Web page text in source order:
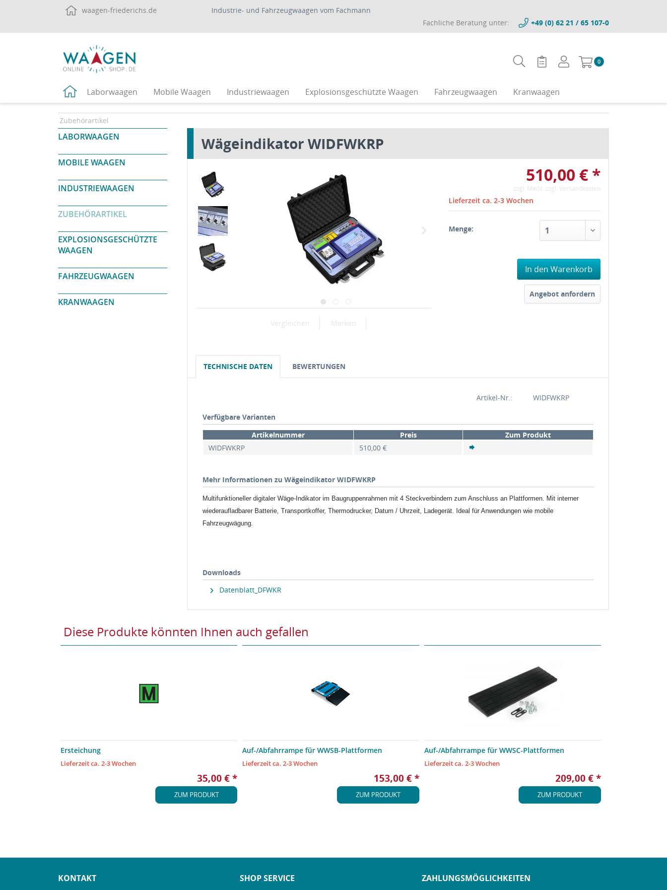
waagen-friederichs.de
Industrie- und Fahrzeugwaagen vom Fachmann
Fachliche Beratung unter:
+49 (0) 62 21 / 65 107-0
0
Laborwaagen Mobile Waagen Industriewaagen Explosionsgeschützte Waagen Fahrzeugwaagen Kranwaagen
Zubehörartikel
LABORWAAGEN
MOBILE WAAGEN
INDUSTRIEWAAGEN
ZUBEHÖRARTIKEL
EXPLOSIONSGESCHÜTZTE
WAAGEN
FAHRZEUGWAAGEN
KRANWAAGEN
Wägeindikator WIDFWKRP
Vergleichen Merken
510,00 € *
zzgl. MwSt. zzgl. Versandkosten
Lieferzeit ca. 2-3 Wochen
Menge:
In den Warenkorb
Angebot anfordern
TECHNISCHE DATEN BEWERTUNGEN
Artikel-Nr.: WIDFWKRP
Verfügbare Varianten
Artikelnummer
Preis
Zum Produkt
WIDFWKRP
510,00 €
Mehr Informationen zu Wägeindikator WIDFWKRP
Multifunktioneller digitaler Wäge-Indikator im Baugruppenrahmen mit 4 Steckverbindern zum Anschluss an Plattformen. Mit interner
wiederaufladbarer Batterie, Transportkoffer, Thermodrucker, Datum / Uhrzeit, Ladegerät. Ideal für Anwendungen wie mobile
Fahrzeugwägung.
Downloads
Datenblatt_DFWKR
Diese Produkte könnten Ihnen auch gefallen
Ersteichung
35,00 € *
Lieferzeit ca. 2-3 Wochen
ZUM PRODUKT
Auf-/Abfahrrampe für WWSB-Plattformen
153,00 € *
Lieferzeit ca. 2-3 Wochen
ZUM PRODUKT
Auf-/Abfahrrampe für WWSC-Plattformen
209,00 € *
Lieferzeit ca. 2-3 Wochen
ZUM PRODUKT
KONTAKT SHOP SERVICE ZAHLUNGSMÖGLICHKEITEN